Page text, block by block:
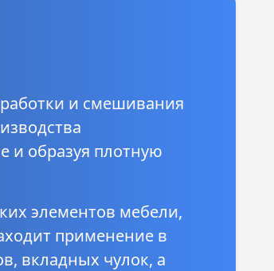
и смешивания
и образуя плотную
элементов мебели,
применение в
вкладных чулок, а